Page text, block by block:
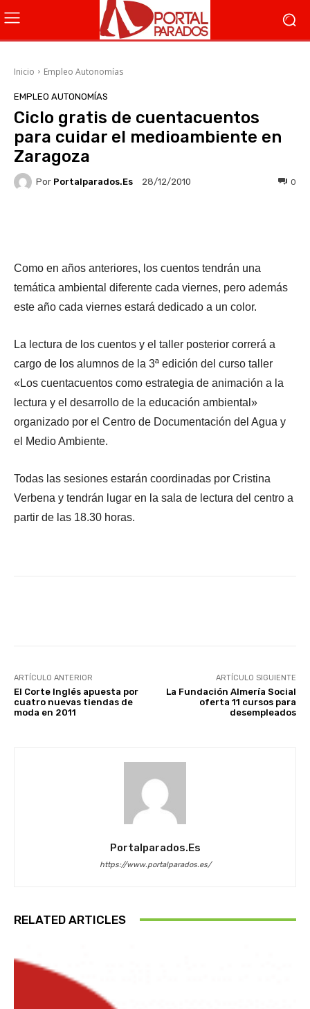
Inicio Empleo Autonomías
EMPLEO AUTONOMÍAS
Ciclo gratis de cuentacuentos
para cuidar el medioambiente en
Zaragoza
Por Portalparados.es 28/12/2010 0
Como en años anteriores, los cuentos tendrán una
temática ambiental diferente cada viernes, pero además
este año cada viernes estará dedicado a un color.
La lectura de los cuentos y el taller posterior correrá a
cargo de los alumnos de la 3ª edición del curso taller
«Los cuentacuentos como estrategia de animación a la
lectura y el desarrollo de la educación ambiental»
organizado por el Centro de Documentación del Agua y
el Medio Ambiente.
Todas las sesiones estarán coordinadas por Cristina
Verbena y tendrán lugar en la sala de lectura del centro a
partir de las 18.30 horas.
ARTÍCULO ANTERIOR
El Corte Inglés apuesta por
cuatro nuevas tiendas de
moda en 2011
ARTÍCULO SIGUIENTE
La Fundación Almería Social
oferta 11 cursos para
desempleados
Portalparados.es
https://www.portalparados.es/
RELATED ARTICLES